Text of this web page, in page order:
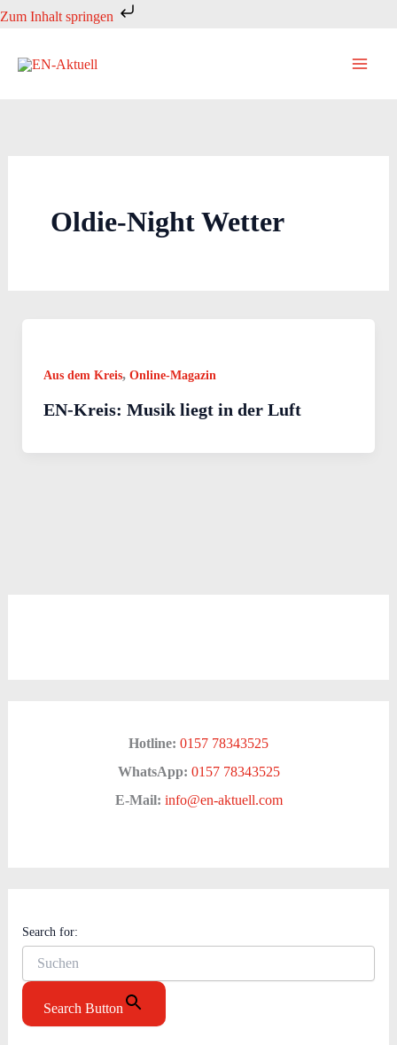
Zum Inhalt springen
Zum
springen
Oldie-Night Wetter
Aus dem Kreis, Online-Magazin
EN-Kreis: Musik liegt in der Luft
Hotline: 0157 78343525
WhatsApp: 0157 78343525
E-Mail: info@en-aktuell.com
Search for:
Search Button